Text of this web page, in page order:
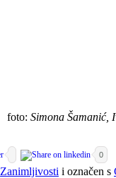
foto: Simona Šamanić,
0
Zanimljivosti i označen s